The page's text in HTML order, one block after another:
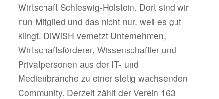
Wirtschaft Schleswig-Holstein. Dort sind wir
nun Mitglied und das nicht nur, weil es gut
klingt. DiWiSH vernetzt Unternehmen,
Wirtschaftsförderer, Wissenschaftler und
Privatpersonen aus der IT- und
Medienbranche zu einer stetig wachsenden
Community. Derzeit zählt der Verein 163